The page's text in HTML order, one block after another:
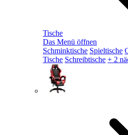
Tische
Das Menü öffnen
Schminktische Spieltische
Tische Schreibtische + 2